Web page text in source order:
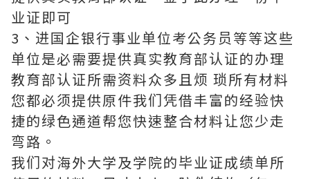
业证即可
3、进国企银行事业单位考公务员等等这些
单位是必需要提供真实教育部认证的办理
教育部认证所需资料众多且烦 琐所有材料
您都必须提供原件我们凭借丰富的经验快
捷的绿色通道帮您快速整合材料让您少走
弯路。
我们对海外大学及学院的毕业证成绩单所